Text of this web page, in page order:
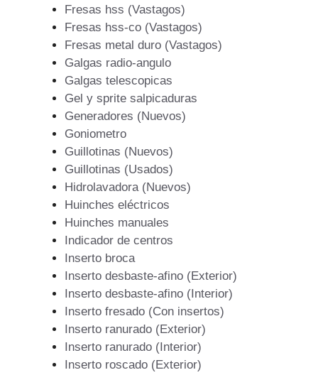
Fresas hss (Vastagos)
Fresas hss-co (Vastagos)
Fresas metal duro (Vastagos)
Galgas radio-angulo
Galgas telescopicas
Gel y sprite salpicaduras
Generadores (Nuevos)
Goniometro
Guillotinas (Nuevos)
Guillotinas (Usados)
Hidrolavadora (Nuevos)
Huinches eléctricos
Huinches manuales
Indicador de centros
Inserto broca
Inserto desbaste-afino (Exterior)
Inserto desbaste-afino (Interior)
Inserto fresado (Con insertos)
Inserto ranurado (Exterior)
Inserto ranurado (Interior)
Inserto roscado (Exterior)